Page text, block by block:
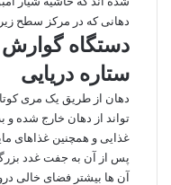
دهانی که در مرکز سطح
دستگاه
ستاره دریایی
دهان از طریق یک مری
‌تواند از دهان خارج شده
غذایی و همچنین غذاهای
پس از آن به جفت غدد
آن ها بیشتر فضای خالی